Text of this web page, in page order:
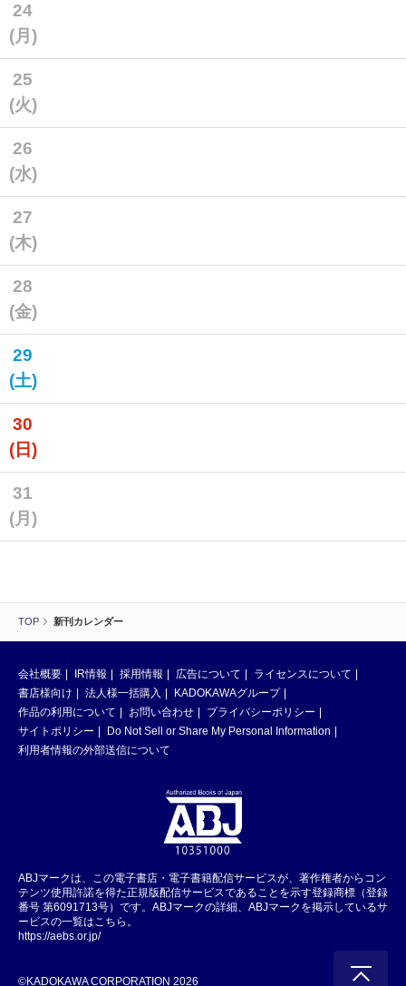
TOP 新刊カレンダー
24
(月)
25
(火)
26
(水)
27
(木)
28
(金)
29
(土)
30
(日)
31
(月)
会社概要 IR情報 採用情報 広告について
ライセンスについて
書店様向け
法人様一括購入
KADOKAWAグループ
作品の利用について
お問い合わせ
プライバシーポリシー
サイトポリシー
Do Not Sell or Share My Personal Information
利用者情報の外部送信について
ABJマークは、この電子書店・電子書籍配信サービスが、著作権者からコン
テンツ使用許諾を得た正規版配信サービスであることを示す登録商標（登録
番号 第6091713号）です。ABJマークの詳細、ABJマークを掲示しているサ
ービスの一覧はこちら。
https://aebs.or.jp/
©KADOKAWA CORPORATION 2026